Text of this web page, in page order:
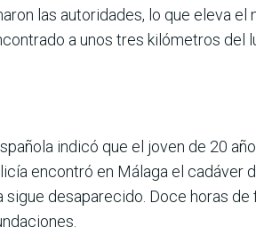
las autoridades, lo que eleva
a unos tres kilómetros del
indicó que el joven de 20
encontró en Málaga el cadáver
sigue desaparecido. Doce horas